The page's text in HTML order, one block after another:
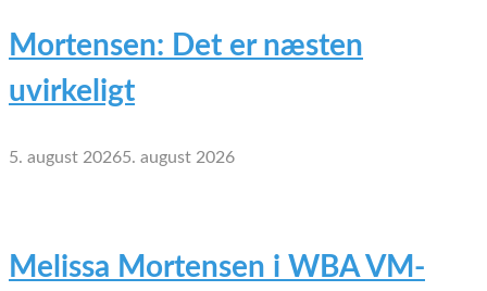
Mortensen: Det er næsten
uvirkeligt
5. august 20265. august 2026
Melissa Mortensen i WBA VM-